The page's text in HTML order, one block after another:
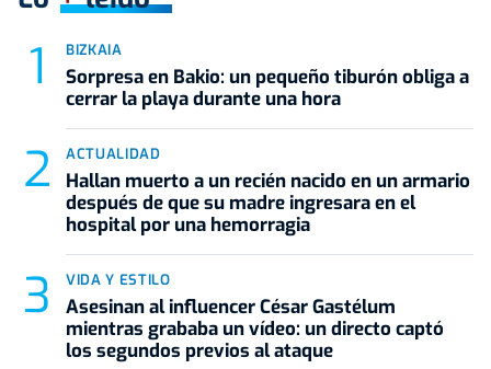
BIZKAIA
Sorpresa en Bakio: un pequeño tiburón obliga a
cerrar la playa durante una hora
ACTUALIDAD
Hallan muerto a un recién nacido en un armario
después de que su madre ingresara en el
hospital por una hemorragia
VIDA Y ESTILO
Asesinan al influencer César Gastélum
mientras grababa un vídeo: un directo captó
los segundos previos al ataque